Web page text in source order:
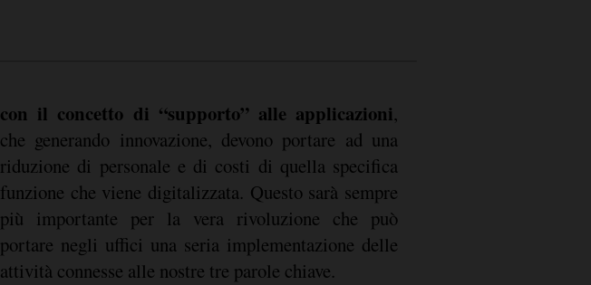
con il concetto di “supporto” alle applicazioni,
che generando innovazione, devono portare ad una
riduzione di personale e di costi di quella specifica
funzione che viene digitalizzata. Questo sarà sempre
più importante per la vera rivoluzione che può
portare negli uffici una seria implementazione delle
attività connesse alle nostre tre parole chiave.